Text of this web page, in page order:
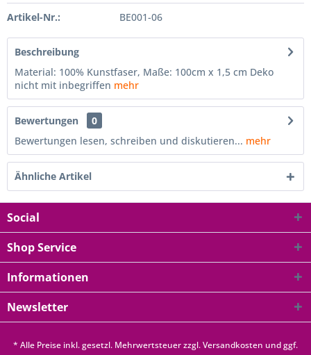
Artikel-Nr.: BE001-06
Beschreibung
Material: 100% Kunstfaser, Maße: 100cm x 1,5 cm Deko
nicht mit inbegriffen mehr
Bewertungen
0
Bewertungen lesen, schreiben und diskutieren... mehr
Ähnliche Artikel
Social
Shop Service
Informationen
Newsletter
* Alle Preise inkl. gesetzl. Mehrwertsteuer zzgl.Versandkosten und ggf.